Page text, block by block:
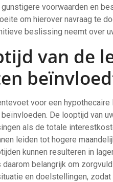
voorwaarden en
om hierover navraag te
beslissing neemt over
van de
voor een
De looptijd van
als de totale
leiden tot hogere
kunnen resulteren in
belangrijk om
en doelstellingen,